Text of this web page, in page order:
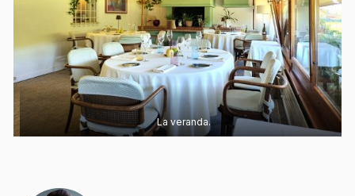
La veranda.